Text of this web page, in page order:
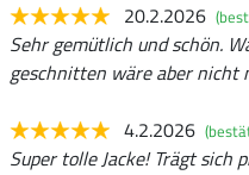
20.2.2026
Sehr gemütlich und schön.
geschnitten wäre aber nicht
4.2.2026
Super tolle Jacke! Trägt sich